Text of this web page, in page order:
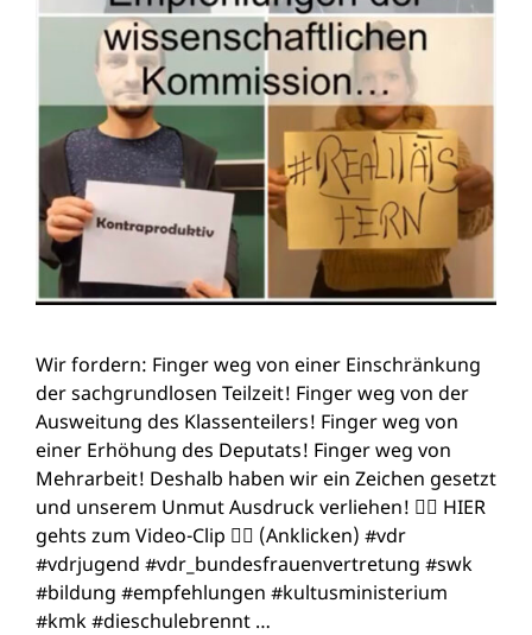
Wir fordern: Finger weg von einer Einschränkung
der sachgrundlosen Teilzeit! Finger weg von der
Ausweitung des Klassenteilers! Finger weg von
einer Erhöhung des Deputats! Finger weg von
Mehrarbeit! Deshalb haben wir ein Zeichen gesetzt
und unserem Unmut Ausdruck verliehen! 👉🏻 HIER
gehts zum Video-Clip 👈🏻 (Anklicken) #vdr
#vdrjugend #vdr_bundesfrauenvertretung #swk
#bildung #empfehlungen #kultusministerium
#kmk #dieschulebrennt …